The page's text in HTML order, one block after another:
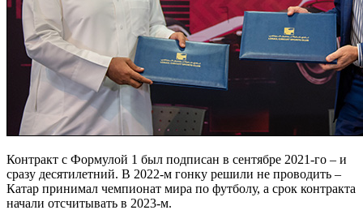
Контракт с Формулой 1 был подписан в сентябре 2021-го – и
сразу десятилетний. В 2022-м гонку решили не проводить –
Катар принимал чемпионат мира по футболу, а срок контракта
начали отсчитывать в 2023-м.